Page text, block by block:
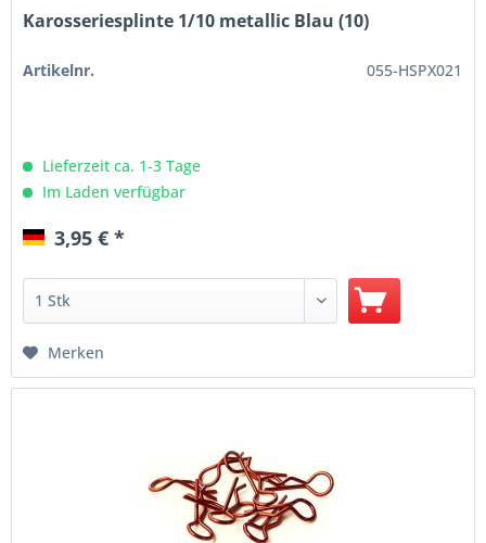
Karosseriesplinte 1/10 metallic Blau (10)
Artikelnr. 055-HSPX021
Lieferzeit ca. 1-3 Tage
Im Laden verfügbar
3,95 € *
Merken